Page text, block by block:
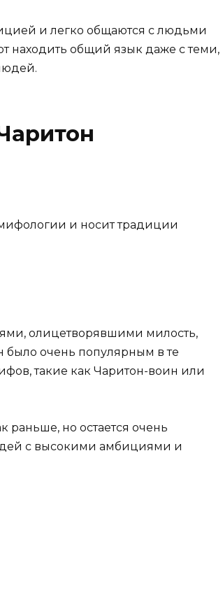
и легко общаются с людьми
находить общий язык даже с теми,
и носит традиции
олицетворявшими милость,
было очень популярным в те
такие как Чаритон-воин или
раньше, но остается очень
с высокими амбициями и